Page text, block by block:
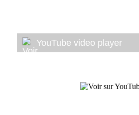
YouTube video player